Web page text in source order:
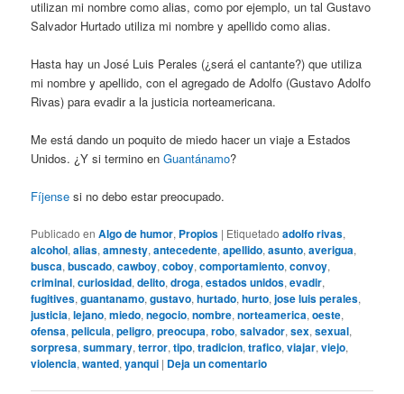
utilizan mi nombre como alias, como por ejemplo, un tal Gustavo
Salvador Hurtado utiliza mi nombre y apellido como alias.
Hasta hay un José Luis Perales (¿será el cantante?) que utiliza
mi nombre y apellido, con el agregado de Adolfo (Gustavo Adolfo
Rivas) para evadir a la justicia norteamericana.
Me está dando un poquito de miedo hacer un viaje a Estados
Unidos. ¿Y si termino enGuantánamo?
Fíjense si no debo estar preocupado.
Publicado en Algo de humor, Propios | Etiquetado adolfo rivas,
alcohol,alias,amnesty,antecedente,apellido,asunto,averigua,
busca,buscado,cawboy,coboy,comportamiento,convoy,
criminal,curiosidad,delito,droga,estados unidos,evadir,
fugitives,guantanamo,gustavo,hurtado,hurto,jose luis perales,
justicia,lejano,miedo,negocio,nombre,norteamerica,oeste,
ofensa,pelicula,peligro,preocupa,robo,salvador,sex,sexual,
sorpresa,summary,terror,tipo,tradicion,trafico,viajar,viejo,
violencia,wanted,yanqui | Deja un comentario